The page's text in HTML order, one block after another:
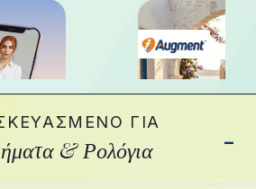
ΓΙΑ
Κοσμήματα & Ρολόγια